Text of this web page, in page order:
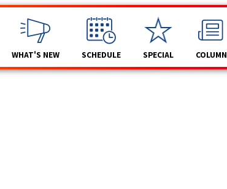
WHAT'S NEW SCHEDULE SPECIAL COLUMN